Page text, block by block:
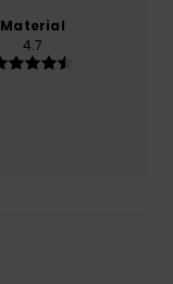
Material
4.7